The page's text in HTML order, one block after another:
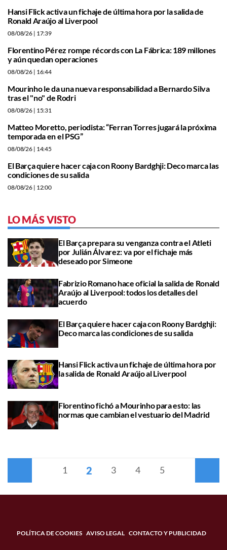
Hansi Flick activa un fichaje de última hora por la salida de
Ronald Araújo al Liverpool
08/08/26 | 17:39
Florentino Pérez rompe récords con La Fábrica: 189 millones
y aún quedan operaciones
08/08/26 | 16:44
Mourinho le da una nueva responsabilidad a Bernardo Silva
tras el "no" de Rodri
08/08/26 | 15:31
Matteo Moretto, periodista: “Ferran Torres jugará la próxima
temporada en el PSG”
08/08/26 | 14:45
El Barça quiere hacer caja con Roony Bardghji: Deco marca las
condiciones de su salida
08/08/26 | 12:00
LO MÁS VISTO
El Barça prepara su venganza contra el Atleti
por Julián Álvarez: va por el fichaje más
deseado por Simeone
Fabrizio Romano hace oficial la salida de Ronald
Araújo al Liverpool: todos los detalles del
acuerdo
El Barça quiere hacer caja con Roony Bardghji:
Deco marca las condiciones de su salida
Hansi Flick activa un fichaje de última hora por
la salida de Ronald Araújo al Liverpool
Florentino fichó a Mourinho para esto: las
normas que cambian el vestuario del Madrid
1 2 3 4 5
POLÍTICA DE COOKIES AVISO LEGAL CONTACTO Y PUBLICIDAD